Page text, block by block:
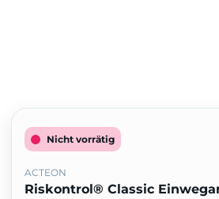
Nicht vorrätig
ACTEON
Riskontrol® Classic